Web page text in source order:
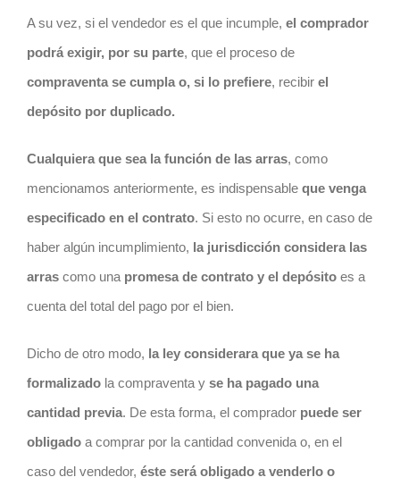
A su vez, si el vendedor es el que incumple, el comprador
podrá exigir, por su parte, que el proceso de
compraventa se cumpla o, si lo prefiere, recibir el
depósito por duplicado.
Cualquiera que sea la función de las arras, como
mencionamos anteriormente, es indispensable que venga
especificado en el contrato. Si esto no ocurre, en caso de
haber algún incumplimiento, la jurisdicción considera las
arrascomo una promesa de contratoy el depósitoes a
cuenta del total del pago por el bien.
Dicho de otro modo, la ley considerara que ya se ha
formalizadola compraventa y se ha pagado una
cantidad previa. De esta forma, el comprador puede ser
obligadoa comprar por la cantidad convenida o, en el
caso del vendedor, éste será obligado a venderlo o